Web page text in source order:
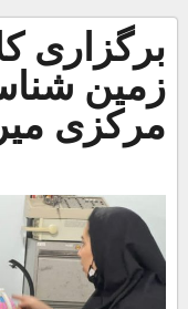
برگزاری
زمین
مرکزی